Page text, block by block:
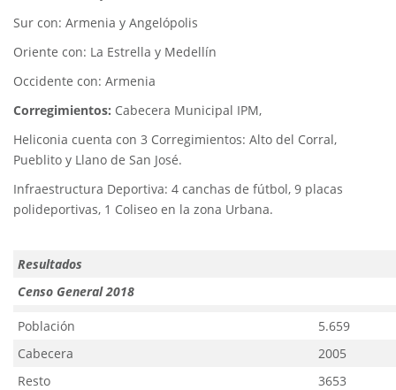
Sur con: Armenia y Angelópolis
Oriente con: La Estrella y Medellín
Occidente con: Armenia
Corregimientos: Cabecera Municipal IPM,
Heliconia cuenta con 3 Corregimientos: Alto del Corral,
Pueblito y Llano de San José.
Infraestructura Deportiva: 4 canchas de fútbol, 9 placas
polideportivas, 1 Coliseo en la zona Urbana.
Resultados
Censo General 2018
Población
5.659
Cabecera
2005
Resto
3653